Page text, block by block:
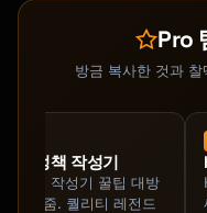
expenses and
## 529 PLAN
### What Is a 529
Pro
방금 복사한 것과
정책 작성기
정책 작성기 꿀팁 대방
원해줌. 퀄리티 레전드